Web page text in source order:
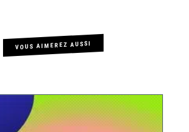
VOUS AIMEREZ AUSSI